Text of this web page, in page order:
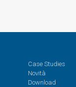
Case Studies
Novità
Download